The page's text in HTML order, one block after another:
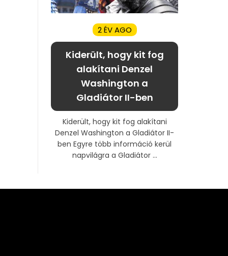
2 ÉV AGO
Kiderült, hogy kit fog
alakítani Denzel
Washington a
Gladiátor II-ben
Kiderült, hogy kit fog alakítani
Denzel Washington a Gladiátor II-
ben Egyre több információ kerül
napvilágra a Gladiátor ...